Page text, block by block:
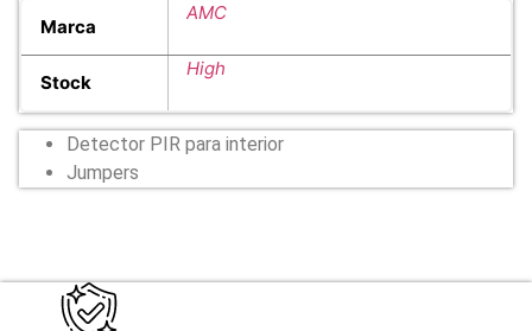
Marca
AMC
Stock
High
Detector PIR para interior
Jumpers